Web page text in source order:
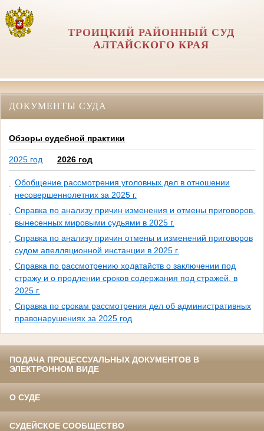
ТРОИЦКИЙ РАЙОННЫЙ СУД
АЛТАЙСКОГО КРАЯ
ДОКУМЕНТЫ СУДА
Обзоры судебной практики
2025 год 2026 год
Обобщение рассмотрения уголовных дел в отношении
несовершеннолетних за 2025 г.
Справка по анализу причин изменения и отмены приговоров,
вынесенных мировыми судьями в 2025 г.
Справка по анализу причин отмены и изменений приговоров
судом апелляционной инстанции в 2025 г.
Справка по рассмотрению ходатайств о заключении под
стражу и о продлении сроков содержания под стражей, в
2025 г.
Справка по срокам рассмотрения дел об административных
правонарушениях за 2025 год
ПОДАЧА ПРОЦЕССУАЛЬНЫХ ДОКУМЕНТОВ В
ЭЛЕКТРОННОМ ВИДЕ
О СУДЕ
СУДЕЙСКОЕ СООБЩЕСТВО